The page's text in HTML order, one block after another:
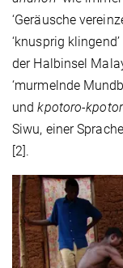
‘Geräusche
‘knusprig
der Halbinsel
‘murmelnde
undkpotoro-
Siwu, einer
[2].